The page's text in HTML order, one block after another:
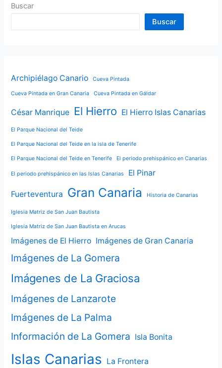
Buscar
Buscar
Archipiélago Canario Cueva Pintada
Cueva Pintada en Gran Canaria Cueva Pintada en Gáldar
César Manrique El Hierro El Hierro Islas Canarias
El Parque Nacional del Teide
El Parque Nacional del Teide en la isla de Tenerife
El Parque Nacional del Teide en Tenerife El periodo prehispánico en Canarias
El periodo prehispánico en las Islas Canarias El Pinar
Fuerteventura Gran Canaria Historia de Canarias
Iglesia Matriz de San Juan Bautista
Iglesia Matriz de San Juan Bautista en Arucas
Imágenes de El Hierro Imágenes de Gran Canaria
Imágenes de La Gomera
Imágenes de La Graciosa
Imágenes de Lanzarote
Imágenes de La Palma
Información de La Gomera Isla Bonita
Islas Canarias La Frontera